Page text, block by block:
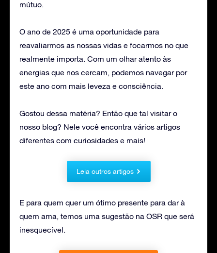
mútuo.
O ano de 2025 é uma oportunidade para
reavaliarmos as nossas vidas e focarmos no que
realmente importa. Com um olhar atento às
energias que nos cercam, podemos navegar por
este ano com mais leveza e consciência.
Gostou dessa matéria? Então que tal visitar o
nosso blog? Nele você encontra vários artigos
diferentes com curiosidades e mais!
Leia outros artigos
E para quem quer um ótimo presente para dar à
quem ama, temos uma sugestão na OSR que será
inesquecível.